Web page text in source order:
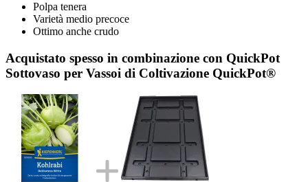
Polpa tenera
Varietà medio precoce
Ottimo anche crudo
Acquistato spesso in combinazione con QuickPot
Sottovaso per Vassoi di Coltivazione QuickPot®